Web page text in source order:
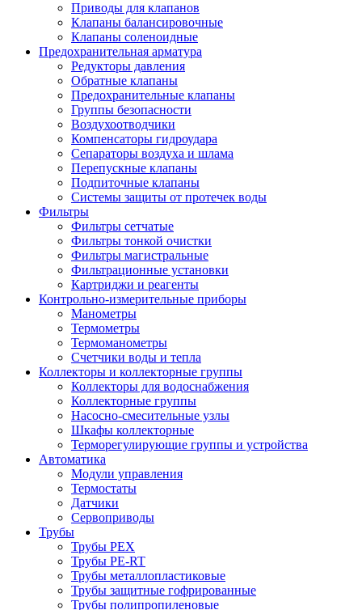
Приводы для клапанов
Клапаны балансировочные
Клапаны соленоидные
Предохранительная арматура
Редукторы давления
Обратные клапаны
Предохранительные клапаны
Группы безопасности
Воздухоотводчики
Компенсаторы гидроудара
Сепараторы воздуха и шлама
Перепускные клапаны
Подпиточные клапаны
Системы защиты от протечек воды
Фильтры
Фильтры сетчатые
Фильтры тонкой очистки
Фильтры магистральные
Фильтрационные установки
Картриджи и реагенты
Контрольно-измерительные приборы
Манометры
Термометры
Термоманометры
Счетчики воды и тепла
Коллекторы и коллекторные группы
Коллекторы для водоснабжения
Коллекторные группы
Насосно-смесительные узлы
Шкафы коллекторные
Терморегулирующие группы и устройства
Автоматика
Модули управления
Термостаты
Датчики
Сервоприводы
Трубы
Трубы PEX
Трубы PE-RT
Трубы металлопластиковые
Трубы защитные гофрированные
Трубы полипропиленовые